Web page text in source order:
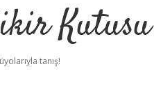
Kutusu
tanış!